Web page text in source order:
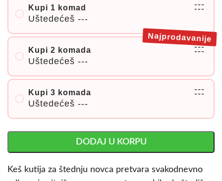
Kupi 1 komad
Uštedećeš ---
---
---
Kupi 2 komada
Uštedećeš ---
---
---
Najprodavanije
Kupi 3 komada
Uštedećeš ---
---
---
DODAJ U KORPU
Keš kutija za štednju novca pretvara svakodnevno